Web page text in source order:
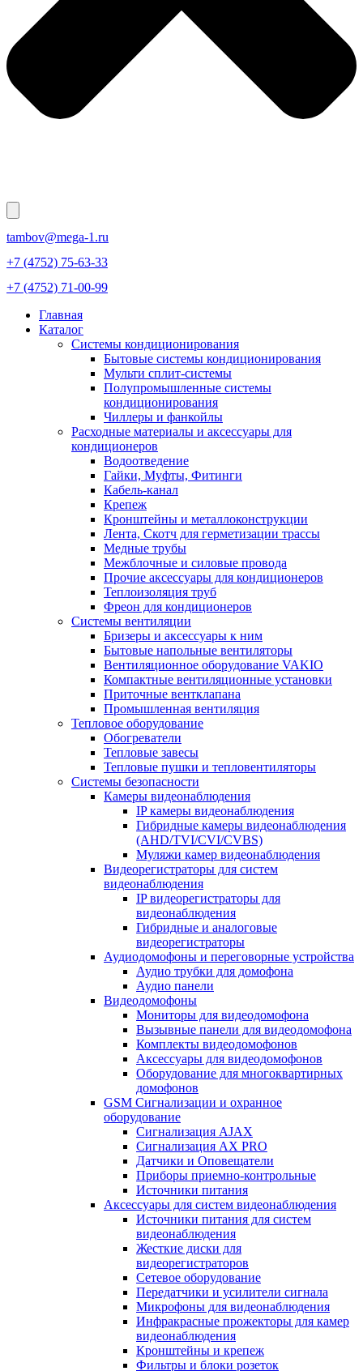
tambov@mega-1.ru
+7 (4752) 75-63-33
+7 (4752) 71-00-99
Главная
Каталог
Системы кондиционирования
Бытовые системы кондиционирования
Мульти сплит-системы
Полупромышленные системы
кондиционирования
Чиллеры и фанкойлы
Расходные материалы и аксессуары для
кондиционеров
Водоотведение
Гайки, Муфты, Фитинги
Кабель-канал
Крепеж
Кронштейны и металлоконструкции
Лента, Скотч для герметизации трассы
Медные трубы
Межблочные и силовые провода
Прочие аксессуары для кондиционеров
Теплоизоляция труб
Фреон для кондиционеров
Системы вентиляции
Бризеры и аксессуары к ним
Бытовые напольные вентиляторы
Вентиляционное оборудование VAKIO
Компактные вентиляционные установки
Приточные вентклапана
Промышленная вентиляция
Тепловое оборудование
Обогреватели
Тепловые завесы
Тепловые пушки и тепловентиляторы
Системы безопасности
Камеры видеонаблюдения
IP камеры видеонаблюдения
Гибридные камеры видеонаблюдения
(AHD/TVI/CVI/CVBS)
Муляжи камер видеонаблюдения
Видеорегистраторы для систем
видеонаблюдения
IP видеорегистраторы для
видеонаблюдения
Гибридные и аналоговые
видеорегистраторы
Аудиодомофоны и переговорные устройства
Аудио трубки для домофона
Аудио панели
Видеодомофоны
Мониторы для видеодомофона
Вызывные панели для видеодомофона
Комплекты видеодомофонов
Аксессуары для видеодомофонов
Оборудование для многоквартирных
домофонов
GSM Сигнализации и охранное
оборудование
Сигнализация AJAX
Сигнализация AX PRO
Датчики и Оповещатели
Приборы приемно-контрольные
Источники питания
Аксессуары для систем видеонаблюдения
Источники питания для систем
видеонаблюдения
Жесткие диски для
видеорегистраторов
Сетевое оборудование
Передатчики и усилители сигнала
Микрофоны для видеонаблюдения
Инфракрасные прожекторы для камер
видеонаблюдения
Кронштейны и крепеж
Фильтры и блоки розеток